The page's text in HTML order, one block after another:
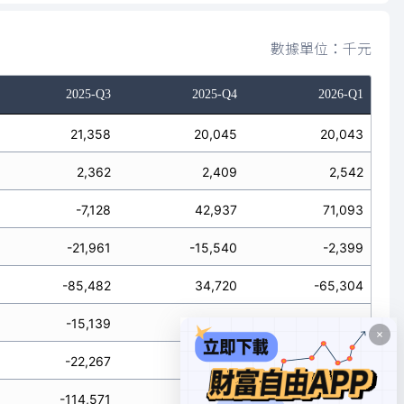
數據單位：千元
2025-Q3 2025-Q4 2026-Q1
21,358 20,045 20,043
2,362 2,409 2,542
-7,128 42,937 71,093
-21,961 -15,540 -2,399
-85,482 34,720 -65,304
-15,139 -21,425
-22,267 21,512 69,074
-114,571 62,117 3,390